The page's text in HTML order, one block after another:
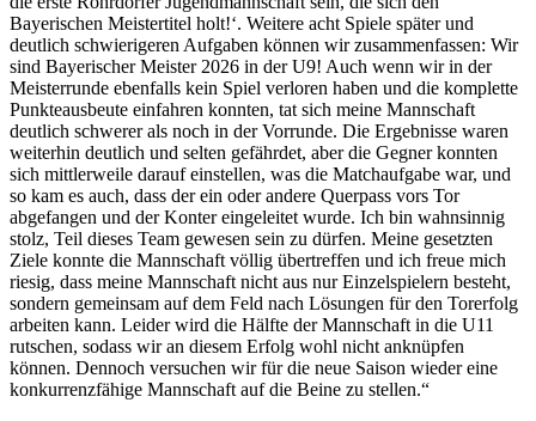
Bayerischen Meistertitel holt!‘. Weitere acht Spiele später und
deutlich schwierigeren Aufgaben können wir zusammenfassen: Wir
sind Bayerischer Meister 2026 in der U9! Auch wenn wir in der
Meisterrunde ebenfalls kein Spiel verloren haben und die komplette
Punkteausbeute einfahren konnten, tat sich meine Mannschaft
deutlich schwerer als noch in der Vorrunde. Die Ergebnisse waren
weiterhin deutlich und selten gefährdet, aber die Gegner konnten
sich mittlerweile darauf einstellen, was die Matchaufgabe war, und
so kam es auch, dass der ein oder andere Querpass vors Tor
abgefangen und der Konter eingeleitet wurde. Ich bin wahnsinnig
stolz, Teil dieses Team gewesen sein zu dürfen. Meine gesetzten
Ziele konnte die Mannschaft völlig übertreffen und ich freue mich
riesig, dass meine Mannschaft nicht aus nur Einzelspielern besteht,
sondern gemeinsam auf dem Feld nach Lösungen für den Torerfolg
arbeiten kann. Leider wird die Hälfte der Mannschaft in die U11
rutschen, sodass wir an diesem Erfolg wohl nicht anknüpfen
können. Dennoch versuchen wir für die neue Saison wieder eine
konkurrenzfähige Mannschaft auf die Beine zu stellen.“